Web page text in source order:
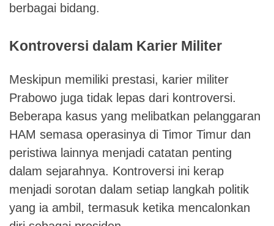
berbagai bidang.
Kontroversi dalam Karier Militer
Meskipun memiliki prestasi, karier militer
Prabowo juga tidak lepas dari kontroversi.
Beberapa kasus yang melibatkan pelanggaran
HAM semasa operasinya di Timor Timur dan
peristiwa lainnya menjadi catatan penting
dalam sejarahnya. Kontroversi ini kerap
menjadi sorotan dalam setiap langkah politik
yang ia ambil, termasuk ketika mencalonkan